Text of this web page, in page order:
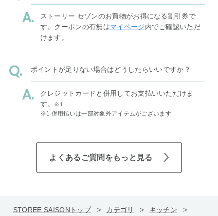
ストーリー セゾンのお買物がお得になる割引券で
す。クーポンの有無はマイページ内でご確認いただ
けます。
ポイントが足りない場合はどうしたらいいですか？
クレジットカードと併用してお支払いいただけま
す。
※1
※1 併用払いは一部対象外アイテムがございます
よくあるご質問をもっと見る
STOREE SAISONトップ カテゴリ
キッチン